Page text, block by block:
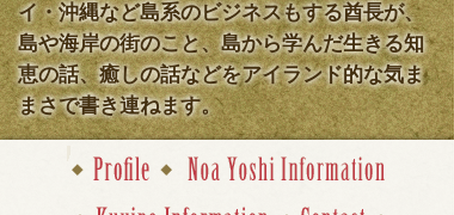
イ・沖縄など島系のビジネスもする酋長が、
島や海岸の街のこと、島から学んだ生きる知
恵の話、癒しの話などをアイランド的な気ま
まさで書き連ねます。